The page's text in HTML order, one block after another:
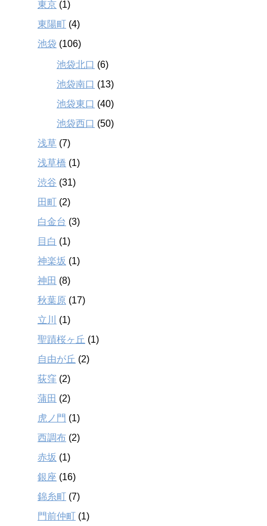
東京 (1)
東陽町 (4)
池袋 (106)
池袋北口 (6)
池袋南口 (13)
池袋東口 (40)
池袋西口 (50)
浅草 (7)
浅草橋 (1)
渋谷 (31)
田町 (2)
白金台 (3)
目白 (1)
神楽坂 (1)
神田 (8)
秋葉原 (17)
立川
(1)
聖蹟桜ヶ丘 (1)
自由が丘 (2)
荻窪 (2)
蒲田 (2)
虎ノ門 (1)
西調布 (2)
赤坂 (1)
銀座 (16)
錦糸町 (7)
門前仲町 (1)